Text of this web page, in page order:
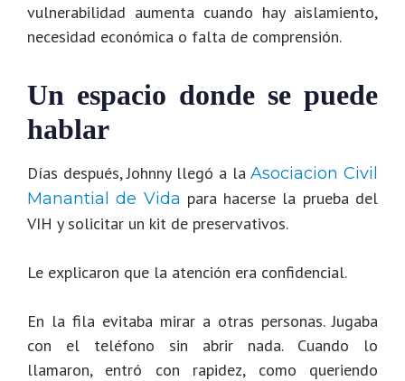
vulnerabilidad aumenta cuando hay aislamiento,
necesidad económica o falta de comprensión.
Un espacio donde se puede
hablar
Días después, Johnny llegó a laAsociacion Civil
Manantial de Vida para hacerse la prueba del
VIH y solicitar un kit de preservativos.
Le explicaron que la atención era confidencial.
En la fila evitaba mirar a otras personas. Jugaba
con el teléfono sin abrir nada. Cuando lo
llamaron, entró con rapidez, como queriendo